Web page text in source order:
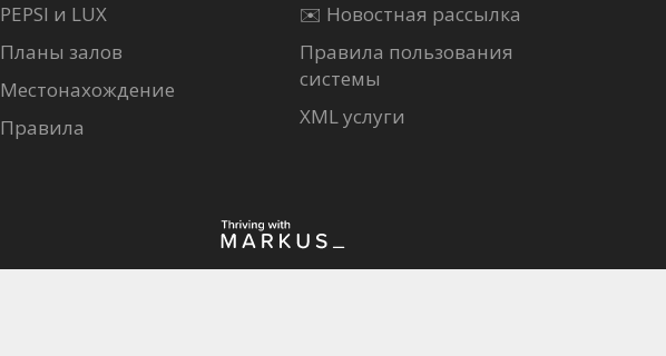
PEPSI и LUX
Планы залов
Местонахождение
Правила
✉️ Новостная рассылка
Правила пользования
системы
XML услуги